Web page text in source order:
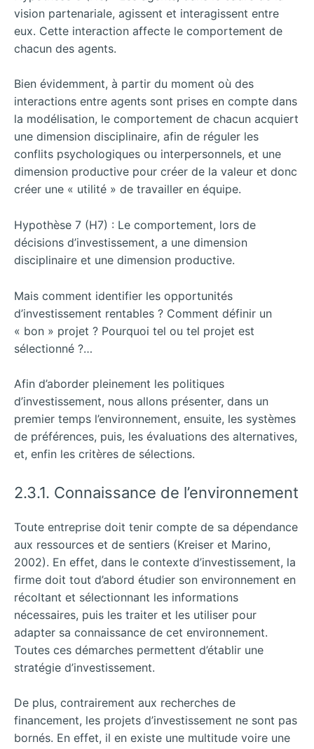
vision partenariale, agissent et interagissent entre
eux. Cette interaction affecte le comportement de
chacun des agents.
Bien évidemment, à partir du moment où des
interactions entre agents sont prises en compte dans
la modélisation, le comportement de chacun acquiert
une dimension disciplinaire, afin de réguler les
conflits psychologiques ou interpersonnels, et une
dimension productive pour créer de la valeur et donc
créer une « utilité » de travailler en équipe.
Hypothèse 7 (H7) : Le comportement, lors de
décisions d’investissement, a une dimension
disciplinaire et une dimension productive.
Mais comment identifier les opportunités
d’investissement rentables ? Comment définir un
« bon » projet ? Pourquoi tel ou tel projet est
sélectionné ?…
Afin d’aborder pleinement les politiques
d’investissement, nous allons présenter, dans un
premier temps l’environnement, ensuite, les systèmes
de préférences, puis, les évaluations des alternatives,
et, enfin les critères de sélections.
2.3.1. Connaissance de l’environnement
Toute entreprise doit tenir compte de sa dépendance
aux ressources et de sentiers (Kreiser et Marino,
2002). En effet, dans le contexte d’investissement, la
firme doit tout d’abord étudier son environnement en
récoltant et sélectionnant les informations
nécessaires, puis les traiter et les utiliser pour
adapter sa connaissance de cet environnement.
Toutes ces démarches permettent d’établir une
stratégie d’investissement.
De plus, contrairement aux recherches de
financement, les projets d’investissement ne sont pas
bornés. En effet, il en existe une multitude voire une